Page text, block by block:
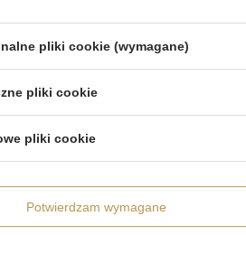
pliki cookie (wymagane)
pliki cookie
pliki cookie
Potwierdzam wymagane